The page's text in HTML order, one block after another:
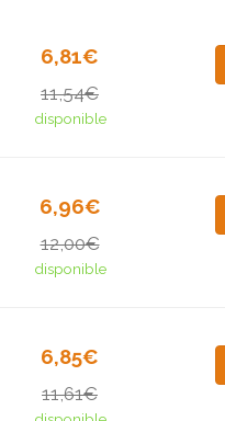
6,81€
11,54€
disponible
6,96€
12,00€
disponible
6,85€
11,61€